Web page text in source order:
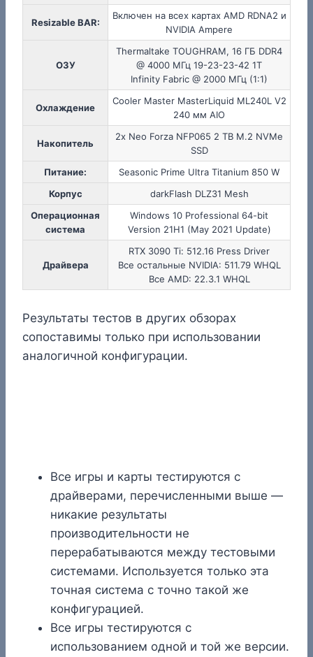
Resizable BAR:
Включен на всех картах AMD RDNA2 и
NVIDIA Ampere
ОЗУ
Thermaltake TOUGHRAM, 16 ГБ DDR4
@ 4000 МГц 19-23-23-42 1T
Infinity Fabric @ 2000 МГц (1:1)
Охлаждение
Cooler Master MasterLiquid ML240L V2
240 мм AIO
Накопитель
2x Neo Forza NFP065 2 TB M.2 NVMe
SSD
Питание:
Seasonic Prime Ultra Titanium 850 W
Корпус
darkFlash DLZ31 Mesh
Операционная
система
Windows 10 Professional 64-bit
Version 21H1 (May 2021 Update)
Драйвера
RTX 3090 Ti: 512.16 Press Driver
Все остальные NVIDIA: 511.79 WHQL
Все AMD: 22.3.1 WHQL
Результаты тестов в других обзорах
сопоставимы только при использовании
аналогичной конфигурации.
Все игры и карты тестируются с
драйверами, перечисленными выше —
никакие результаты
производительности не
перерабатываются между тестовыми
системами. Используется только эта
точная система с точно такой же
конфигурацией.
Все игры тестируются с
использованием одной и той же версии.